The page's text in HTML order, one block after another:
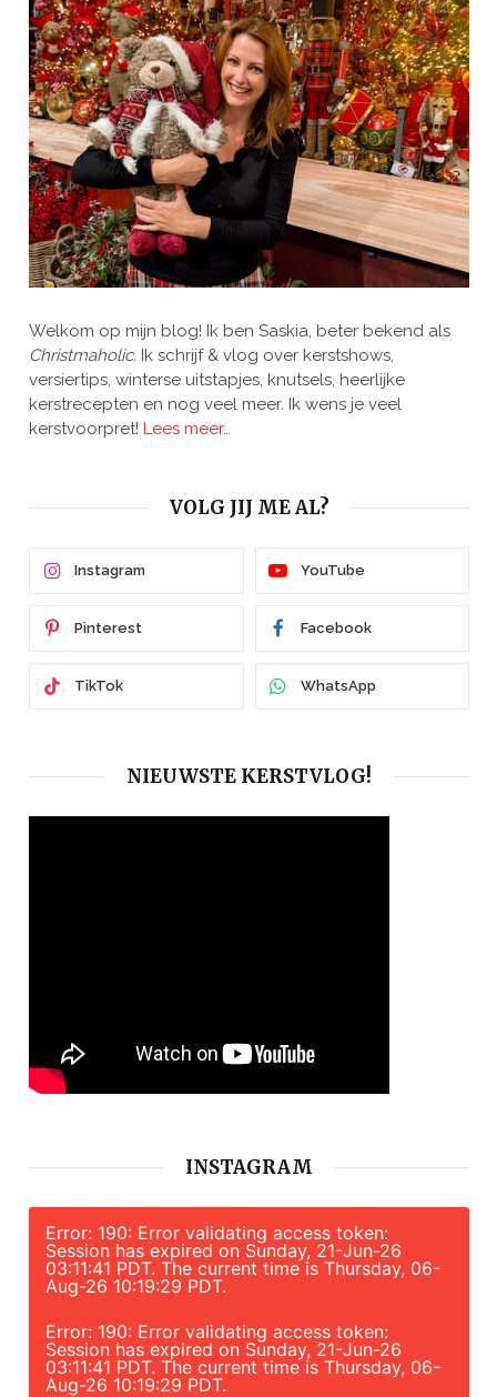
Welkom op mijn blog! Ik ben Saskia, beter bekend als
Christmaholic. Ik schrijf & vlog over kerstshows,
versiertips, winterse uitstapjes, knutsels, heerlijke
kerstrecepten en nog veel meer. Ik wens je veel
kerstvoorpret! Lees meer…
VOLG JIJ ME AL?
Instagram YouTube
Pinterest Facebook
TikTok WhatsApp
NIEUWSTE KERSTVLOG!
INSTAGRAM
Error: 190: Error validating access token:
Session has expired on Sunday, 21-Jun-26
03:11:41 PDT. The current time is Thursday, 06-
Aug-26 10:19:29 PDT.
Error: 190: Error validating access token:
Session has expired on Sunday, 21-Jun-26
03:11:41 PDT. The current time is Thursday, 06-
Aug-26 10:19:29 PDT.